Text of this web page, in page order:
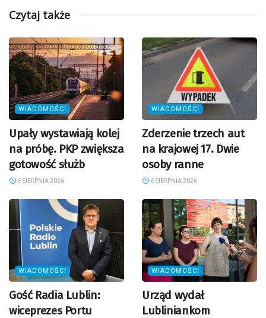
Czytaj także
WIADOMOŚCI
Upały wystawiają kolej
na próbę. PKP zwiększa
gotowość służb
6 SIERPNIA 2026
WIADOMOŚCI
Zderzenie trzech aut
na krajowej 17. Dwie
osoby ranne
6 SIERPNIA 2026
WIADOMOŚCI
Gość Radia Lublin:
wiceprezes Portu
WIADOMOŚCI
Urząd wydał
Lubliniankom